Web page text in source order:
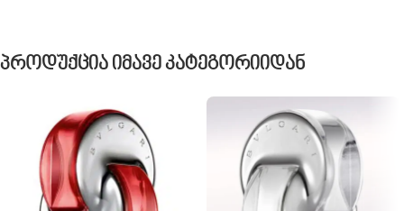
Პროდუქცია Იმავე Კატეგორიიდან